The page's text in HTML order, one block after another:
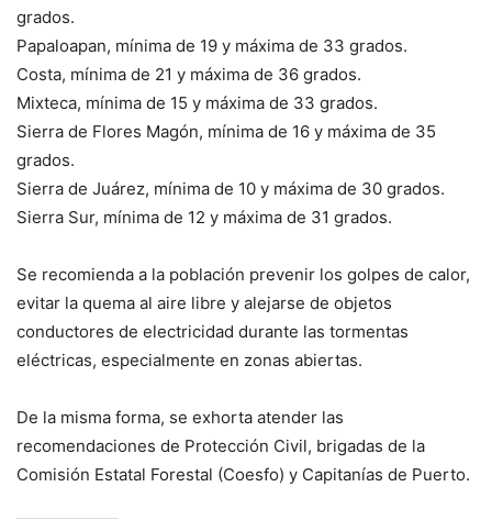
grados.
Papaloapan, mínima de 19 y máxima de 33 grados.
Costa, mínima de 21 y máxima de 36 grados.
Mixteca, mínima de 15 y máxima de 33 grados.
Sierra de Flores Magón, mínima de 16 y máxima de 35
grados.
Sierra de Juárez, mínima de 10 y máxima de 30 grados.
Sierra Sur, mínima de 12 y máxima de 31 grados.
Se recomienda a la población prevenir los golpes de calor,
evitar la quema al aire libre y alejarse de objetos
conductores de electricidad durante las tormentas
eléctricas, especialmente en zonas abiertas.
De la misma forma, se exhorta atender las
recomendaciones de Protección Civil, brigadas de la
Comisión Estatal Forestal (Coesfo) y Capitanías de Puerto.